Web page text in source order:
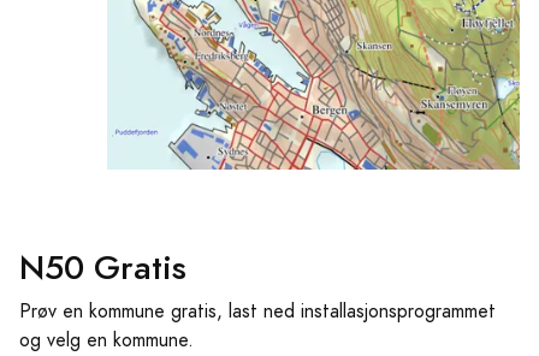
N50 Gratis
Prøv en kommune gratis, last ned installasjonsprogrammet
og velg en kommune.